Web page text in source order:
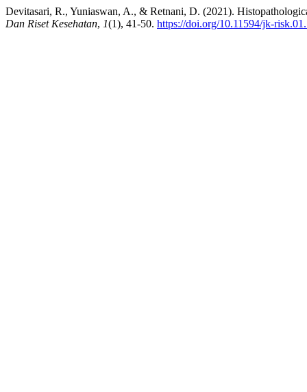
Devitasari, R., Yuniaswan, A., & Retnani, D. (2021).
Dan Riset Kesehatan, 1(1), 41-50. https://doi.org/10.11594/jk-